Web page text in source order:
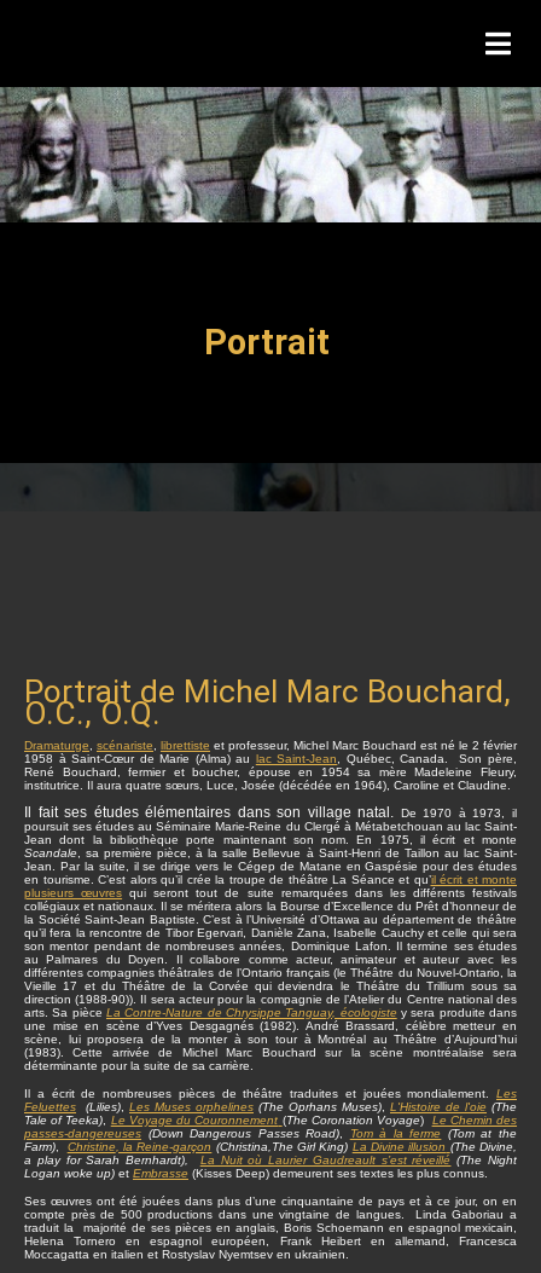
Portrait
Portrait de Michel Marc Bouchard,
O.C., O.Q.
Dramaturge scénariste librettiste et professeur, Michel Marc Bouchard est né le 2 février
1958 à Saint-Cœur de Marie (Alma) au lac Saint-Jean
, Québec, Canada. Son père,
René Bouchard, fermier et boucher, épouse en 1954 sa mère Madeleine Fleury,
institutrice. Il aura quatre sœurs, Luce, Josée (décédée en 1964), Caroline et Claudine.
Il fait ses études élémentaires dans son village natal.
De 1970 à 1973, il
poursuit ses études au Séminaire Marie-Reine du Clergé à Métabetchouan au lac Saint-
Jean dont la bibliothèque porte maintenant son nom. En 1975, il écrit et monte
Scandale , sa première pièce, à la salle Bellevue à Saint-Henri de Taillon au lac Saint-
Jean. Par la suite, il se dirige vers le Cégep de Matane en Gaspésie pour des études
en tourisme. C’est alors qu’il crée la troupe de théâtre La Séance et qu’il écrit et monte
plusieurs œuvres qui seront tout de suite remarquées dans les différents festivals
collégiaux et nationaux. Il se méritera alors la Bourse d’Excellence du Prêt d’honneur de
la Société Saint-Jean Baptiste. C’est à l’Université d’Ottawa au département de théâtre
qu’il fera la rencontre de Tibor Egervari, Danièle Zana, Isabelle Cauchy et celle qui sera
son mentor pendant de nombreuses années, Dominique Lafon. Il termine ses études
au Palmares du Doyen. Il collabore comme acteur, animateur et auteur avec les
différentes compagnies théâtrales de l’Ontario français (le Théâtre du Nouvel-Ontario, la
Vieille 17 et du Théâtre de la Corvée qui deviendra le Théâtre du Trillium sous sa
direction (1988-90)). Il sera acteur pour la compagnie de l’Atelier du Centre national des
arts. Sa pièce La Contre-Nature de Chrysippe Tanguay, écologiste y sera produite dans
une mise en scène d’Yves Desgagnés (1982). André Brassard, célèbre metteur en
scène, lui proposera de la monter à son tour à Montréal au Théâtre d’Aujourd’hui
(1983). Cette arrivée de Michel Marc Bouchard sur la scène montréalaise sera
déterminante pour la suite de sa carrière.
Il a écrit de nombreuses pièces de théâtre traduites et jouées mondialement. Les
Feluettes (Lilies) Les Muses orphelines (The Oprhans Muses) L'Histoire de l'oie (The
Tale of Teeka)
Le Voyage du Couronnement (The Coronation Voyage) Le Chemin des
passes-dangereuses (Down Dangerous Passes Road) Tom à la ferme
(Tom at the
Farm)
Christine , la Reine-garçon (Christina,The Girl King) La Divine illusion (The Divine,
a play for Sarah Bernhardt),
La Nuit où Laurier Gaudreault s’est réveillé (The Night
Logan woke up) et Embrasse (Kisses Deep) demeurent ses textes les plus connus.
Ses œuvres ont été jouées dans plus d’une cinquantaine de pays et à ce jour, on en
compte près de 500 productions dans une vingtaine de langues. Linda Gaboriau a
traduit la majorité de ses pièces en anglais, Boris Schoemann en espagnol mexicain,
Helena Tornero en espagnol européen, Frank Heibert en allemand, Francesca
Moccagatta en italien et Rostyslav Nyemtsev en ukrainien.